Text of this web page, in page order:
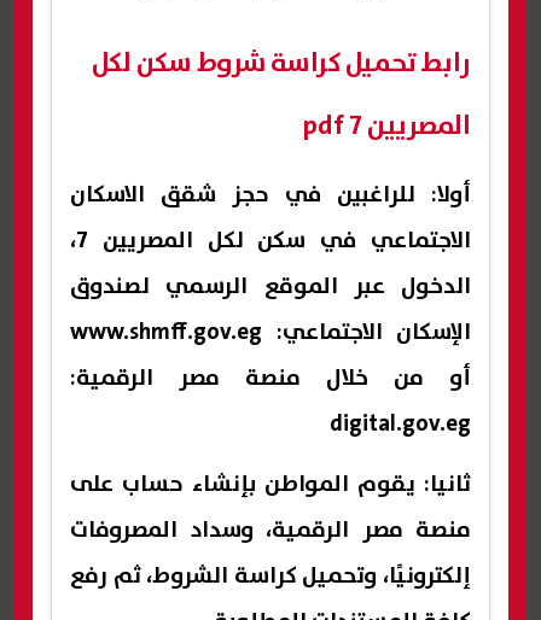
رابط تحميل كراسة شروط سكن لكل
المصريين 7 pdf
أولا: للراغبين في حجز شقق الاسكان
الاجتماعي في سكن لكل المصريين 7،
الدخول عبر الموقع الرسمي لصندوق
الإسكان الاجتماعي: www.shmff.gov.eg
أو من خلال منصة مصر الرقمية:
digital.gov.eg
ثانيا: يقوم المواطن بإنشاء حساب على
منصة مصر الرقمية، وسداد المصروفات
إلكترونيًا، وتحميل كراسة الشروط، ثم رفع